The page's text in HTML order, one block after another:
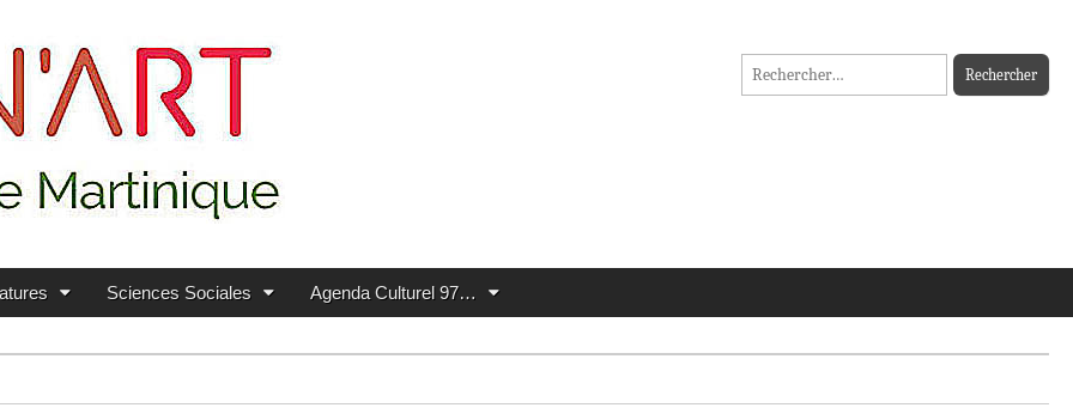
Rechercher :
Sciences Sociales Agenda Culturel 97…